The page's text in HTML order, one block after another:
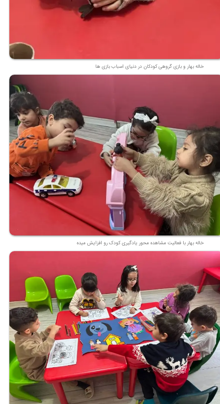
خاله بهار و بازی گروهی کودکان در دنیای اسباب بازی ها
خاله بهار با فعالیت مشاهده محور یادگیری کودک رو افزایش میده